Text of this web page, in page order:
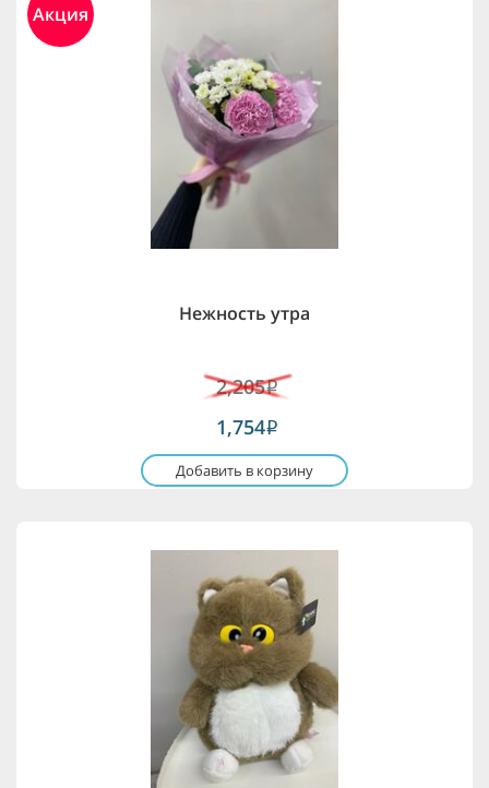
Акция
Нежность утра
2,205i
1,754i
Добавить в корзину